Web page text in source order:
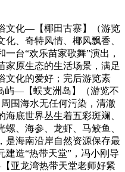
文化—【椰田古寨】（游览
、奇特风情、椰风飘香、
台“欢乐苗家歌舞”演出，
家原生态的生活场景，满足
文化的爱好；完后游览素
屿—【蜈支洲岛】（游览不
围海水无任何污染，清澈
底世界丛生着五彩斑斓、
、海参、龙虾、马鲛鱼、
是海南沿岸自然资源保存最
建造“热带天堂”，冯小刚导
亚龙湾热带天堂老师好紧